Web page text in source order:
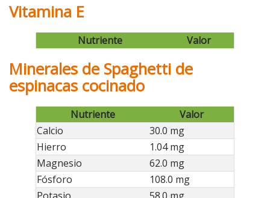
Vitamina E
Nutriente Valor
Minerales de Spaghetti de
espinacas cocinado
Nutriente
Valor
Calcio
30.0 mg
Hierro
1.04 mg
Magnesio
62.0 mg
Fósforo
108.0 mg